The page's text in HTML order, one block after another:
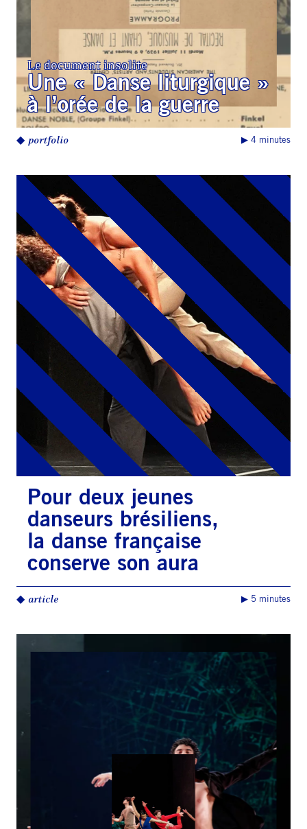
Le document insolite
Une « Danse liturgique »
à l’orée de la guerre
◆ portfolio ▶︎ 4 minutes
Pour deux jeunes
danseurs brésiliens,
la danse française
conserve son aura
◆ article ▶︎ 5 minutes